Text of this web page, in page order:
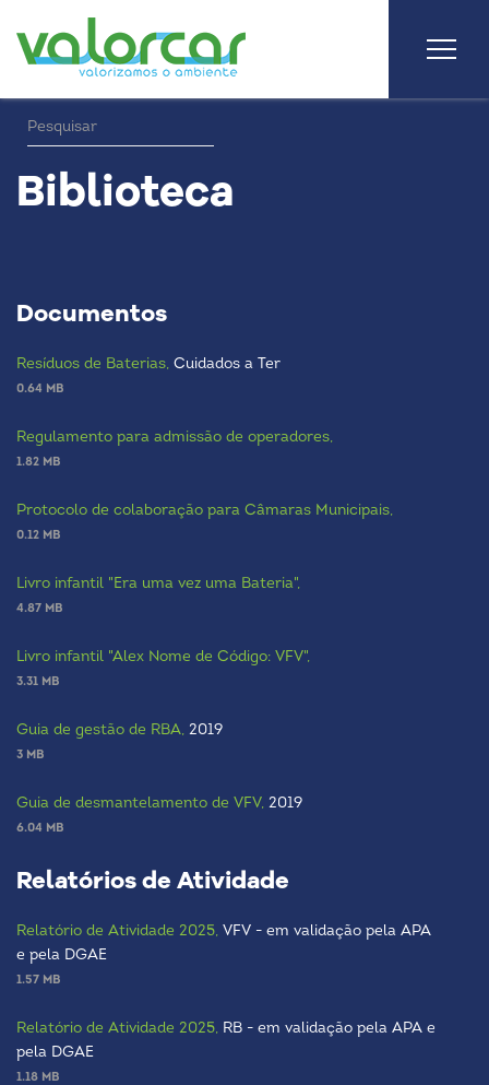
Biblioteca
Documentos
Resíduos de Baterias, Cuidados a Ter
0.64 MB
Regulamento para admissão de operadores,
1.82 MB
Protocolo de colaboração para Câmaras Municipais,
0.12 MB
Livro infantil "Era uma vez uma Bateria",
4.87 MB
Livro infantil "Alex Nome de Código: VFV",
3.31 MB
Guia de gestão de RBA, 2019
3 MB
Guia de desmantelamento de VFV, 2019
6.04 MB
Relatórios de Atividade
Relatório de Atividade 2025, VFV - em validação pela APA
e pela DGAE
1.57 MB
Relatório de Atividade 2025, RB - em validação pela APA e
pela DGAE
1.18 MB